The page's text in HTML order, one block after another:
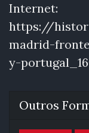
Internet:
https://
madrid-
y-
Outros